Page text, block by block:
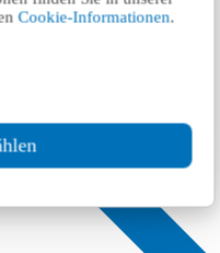
Cookie-Informationen.